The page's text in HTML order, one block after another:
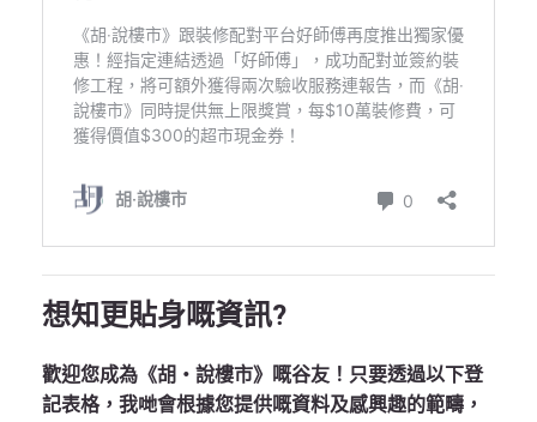
想知更貼身嘅資訊?
歡迎您成為《胡‧說樓市》嘅谷友！只要透過以下登
記表格，我哋會根據您提供嘅資料及感興趣的範疇，